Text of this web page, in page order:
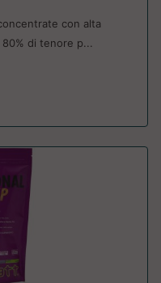
con alta
di tenore p...